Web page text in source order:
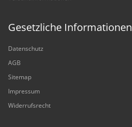
Gesetzliche Informationen
Datenschutz
AGB
Sitemap
Impressum
Widerrufsrecht